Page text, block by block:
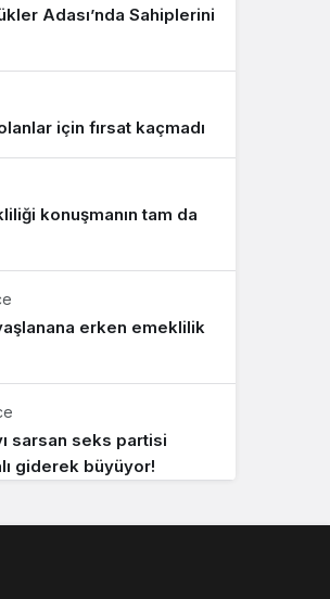
Modu
modunu seçin.
Modu
modunu seçin.
Adası’nda Sahiplerini
için fırsat kaçmadı
konuşmanın tam da
erken emeklilik
sarsan seks partisi
giderek büyüyor!